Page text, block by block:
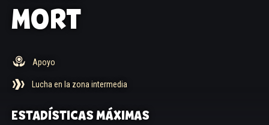
MORT
Apoyo
Lucha en la zona intermedia
ESTADÍSTICAS MÁXIMAS